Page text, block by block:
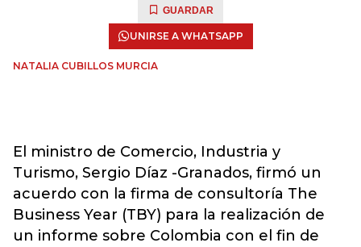
GUARDAR
UNIRSE A WHATSAPP
NATALIA CUBILLOS MURCIA
El ministro de Comercio, Industria y
Turismo, Sergio Díaz -Granados, firmó un
acuerdo con la firma de consultoría The
Business Year (TBY) para la realización de
un informe sobre Colombia con el fin de